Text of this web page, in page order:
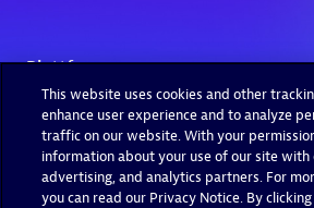
This website uses cookies and other
enhance user experience and to analyze
traffic on our website. With your
information about your use of our site with
advertising, and analytics partners. For
you can read our Privacy Notice. By clicking